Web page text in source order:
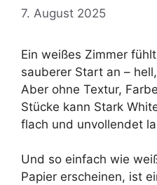
7. August 2025
Ein weißes Zimmer
sauberer Start an –
Aber ohne Textur,
Stücke kann Stark
flach und unvollendet
Und so einfach wie
Papier erscheinen, ist